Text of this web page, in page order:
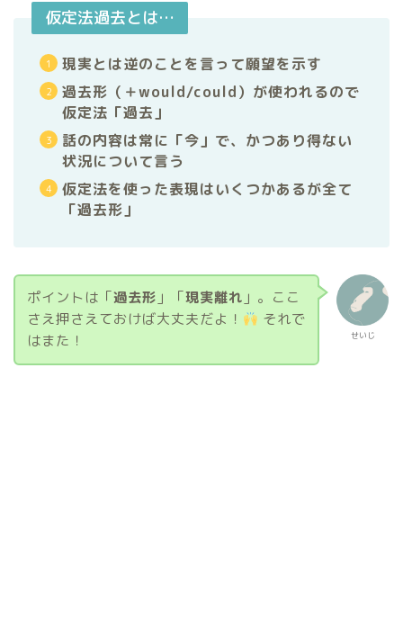
仮定法過去とは…
現実とは逆のことを言って願望を示す
過去形（＋would/could）が使われるので
仮定法「過去」
話の内容は常に「今」で、かつあり得ない
状況について言う
仮定法を使った表現はいくつかあるが全て
「過去形」
せいじ
ポイントは「過去形 」「現実離れ 」。ここ
さえ押さえておけば大丈夫だよ！
それで
はまた！